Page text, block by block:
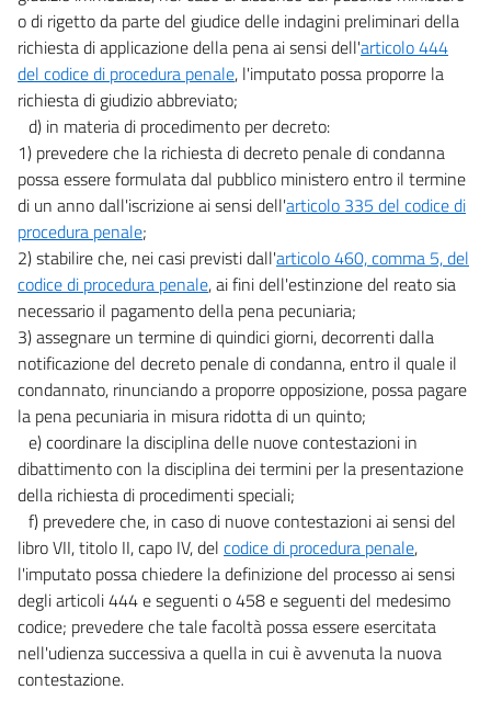
o di rigetto da parte del giudice delle indagini preliminari della
richiesta di applicazione della pena ai sensi dell'articolo 444
del codice di procedura penale, l'imputato possa proporre la
richiesta di giudizio abbreviato;
d) in materia di procedimento per decreto:
1) prevedere che la richiesta di decreto penale di condanna
possa essere formulata dal pubblico ministero entro il termine
di un anno dall'iscrizione ai sensi dell'articolo 335 del codice di
procedura penale;
2) stabilire che, nei casi previsti dall'articolo 460, comma 5, del
codice di procedura penale, ai fini dell'estinzione del reato sia
necessario il pagamento della pena pecuniaria;
3) assegnare un termine di quindici giorni, decorrenti dalla
notificazione del decreto penale di condanna, entro il quale il
condannato, rinunciando a proporre opposizione, possa pagare
la pena pecuniaria in misura ridotta di un quinto;
e) coordinare la disciplina delle nuove contestazioni in
dibattimento con la disciplina dei termini per la presentazione
della richiesta di procedimenti speciali;
f) prevedere che, in caso di nuove contestazioni ai sensi del
libro VII, titolo II, capo IV, del codice di procedura penale,
l'imputato possa chiedere la definizione del processo ai sensi
degli articoli 444 e seguenti o 458 e seguenti del medesimo
codice; prevedere che tale facoltà possa essere esercitata
nell'udienza successiva a quella in cui è avvenuta la nuova
contestazione.